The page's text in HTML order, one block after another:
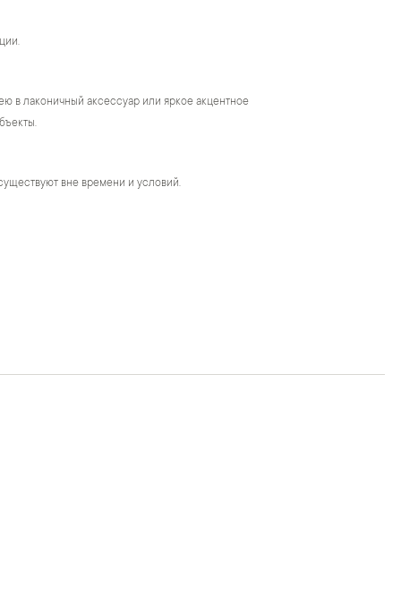
в лаконичный аксессуар или яркое акцентное
вне времени и условий.